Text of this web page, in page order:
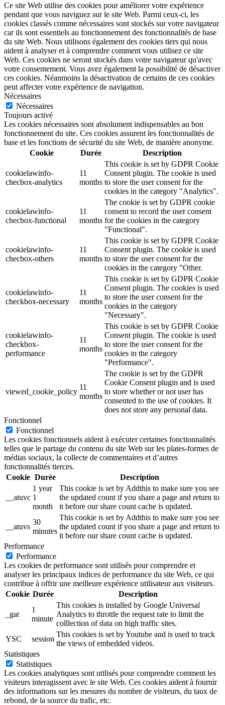
Ce site Web utilise des cookies pour améliorer votre expérience
pendant que vous naviguez sur le site Web. Parmi ceux-ci, les
cookies classés comme nécessaires sont stockés sur votre navigateur
car ils sont essentiels au fonctionnement des fonctionnalités de base
du site Web. Nous utilisons également des cookies tiers qui nous
aident à analyser et à comprendre comment vous utilisez ce site
Web. Ces cookies ne seront stockés dans votre navigateur qu'avec
votre consentement. Vous avez également la possibilité de désactiver
ces cookies. Néanmoins la désactivation de certains de ces cookies
peut affecter votre expérience de navigation.
Nécessaires
Nécessaires
Toujours activé
Les cookies nécessaires sont absolument indispensables au bon
fonctionnement du site. Ces cookies assurent les fonctionnalités de
base et les fonctions de sécurité du site Web, de manière anonyme.
Cookie
Durée Description
cookielawinfo-
checbox-analytics
11
months
This cookie is set by GDPR Cookie
Consent plugin. The cookie is used
to store the user consent for the
cookies in the category "Analytics".
cookielawinfo-
checbox-functional
11
months
The cookie is set by GDPR cookie
consent to record the user consent
for the cookies in the category
"Functional".
cookielawinfo-
checbox-others
11
months
This cookie is set by GDPR Cookie
Consent plugin. The cookie is used
to store the user consent for the
cookies in the category "Other.
cookielawinfo-
checkbox-necessary
11
months
This cookie is set by GDPR Cookie
Consent plugin. The cookies is used
to store the user consent for the
cookies in the category
"Necessary".
cookielawinfo-
checkbox-
performance
11
months
This cookie is set by GDPR Cookie
Consent plugin. The cookie is used
to store the user consent for the
cookies in the category
"Performance".
viewed_cookie_policy
11
months
The cookie is set by the GDPR
Cookie Consent plugin and is used
to store whether or not user has
consented to the use of cookies. It
does not store any personal data.
Fonctionnel
Fonctionnel
Les cookies fonctionnels aident à exécuter certaines fonctionnalités
telles que le partage du contenu du site Web sur les plates-formes de
médias sociaux, la collecte de commentaires et d’autres
fonctionnalités tierces.
Cookie Durée Description
__atuvc
1 year
1
month
This cookie is set by Addthis to make sure you see
the updated count if you share a page and return to
it before our share count cache is updated.
__atuvs
30
minutes
This cookie is set by Addthis to make sure you see
the updated count if you share a page and return to
it before our share count cache is updated.
Performance
Performance
Les cookies de performance sont utilisés pour comprendre et
analyser les principaux indices de performance du site Web, ce qui
contribue à offrir une meilleure expérience utilisateur aux visiteurs.
Cookie Durée Description
_gat
1
minute
This cookies is installed by Google Universal
Analytics to throttle the request rate to limit the
colllection of data on high traffic sites.
YSC
session
This cookies is set by Youtube and is used to track
the views of embedded videos.
Statistiques
Statistiques
Les cookies analytiques sont utilisés pour comprendre comment les
visiteurs interagissent avec le site Web. Ces cookies aident à fournir
des informations sur les mesures du nombre de visiteurs, du taux de
rebond, de la source du trafic, etc.